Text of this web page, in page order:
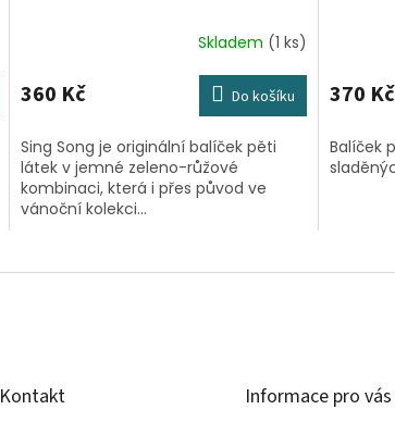
Skladem (1 ks)
360 Kč Do košíku
Sing Song je originální balíček pěti
látek v jemné zeleno-růžové
kombinaci, která i přes původ ve
vánoční kolekci...
370 Kč
Balíček
Kontakt Informace pro vás